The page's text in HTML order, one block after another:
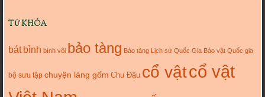
TỪ KHÓA
bát bình bình vôi bảo tàng Bảo tàng Lịch sử Quốc Gia Bảo vật Quốc gia
bộ sưu tập chuyện làng gốm Chu Đậu cổ vậtcổ vật